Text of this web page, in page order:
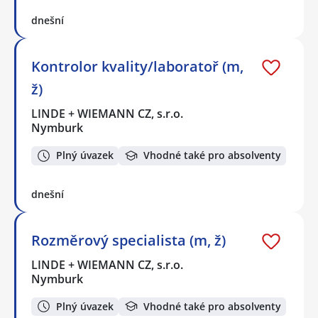
dnešní
Kontrolor kvality/laboratoř (m,
ž)
LINDE + WIEMANN CZ, s.r.o.
Nymburk
Plný úvazek Vhodné také pro absolventy
dnešní
Rozměrový specialista (m, ž)
LINDE + WIEMANN CZ, s.r.o.
Nymburk
Plný úvazek Vhodné také pro absolventy